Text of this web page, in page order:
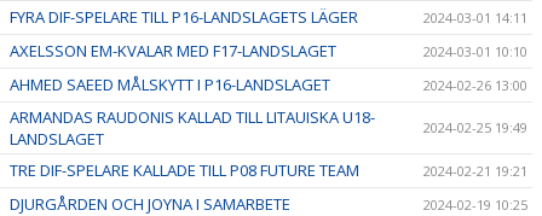
FYRA DIF-SPELARE TILL P16-LANDSLAGETS LÄGER 2024-03-01 14:11
AXELSSON EM-KVALAR MED F17-LANDSLAGET 2024-03-01 10:10
AHMED SAEED MÅLSKYTT I P16-LANDSLAGET 2024-02-26 13:00
ARMANDAS RAUDONIS KALLAD TILL LITAUISKA U18-
LANDSLAGET
2024-02-25 19:49
TRE DIF-SPELARE KALLADE TILL P08 FUTURE TEAM 2024-02-21 19:21
DJURGÅRDEN OCH JOYNA I SAMARBETE 2024-02-19 10:25